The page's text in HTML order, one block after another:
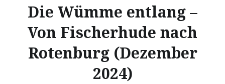
Die Wümme entlang –
Von Fischerhude nach
Rotenburg (Dezember
2024)